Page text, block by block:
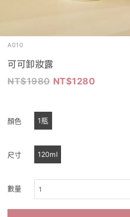
A010
可可卸妝露
1980
1280
顏色 1瓶
尺寸 120ml
數量